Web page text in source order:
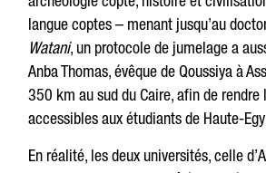
langue coptes – menant jusqu’au
Watani, un protocole de jumelage a
Anba Thomas, évêque de Qoussiya à
350 km au sud du Caire, afin de rendre
accessibles aux étudiants de Haute-
En réalité, les deux universités, celle